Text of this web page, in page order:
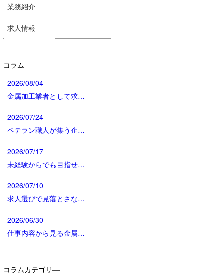
業務紹介
求人情報
コラム
2026/08/04
金属加工業者として求…
2026/07/24
ベテラン職人が集う企…
2026/07/17
未経験からでも目指せ…
2026/07/10
求人選びで見落とさな…
2026/06/30
仕事内容から見る金属…
コラムカテゴリ―